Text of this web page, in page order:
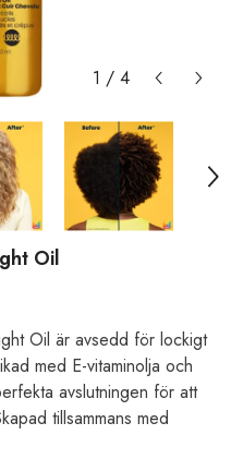
1 / 4
Oil
Oil är avsedd för lockigt
med E-vitaminolja och
avslutningen för att
tillsammans med